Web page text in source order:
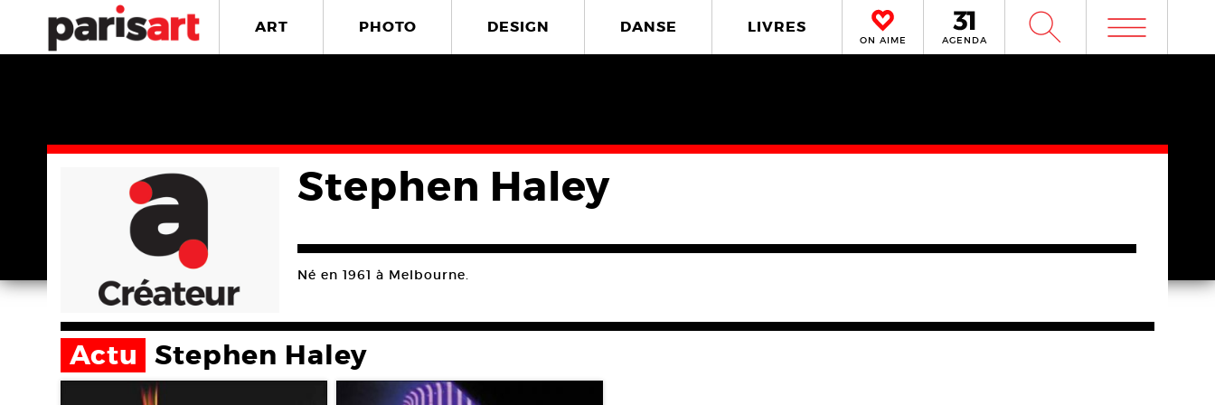
ART PHOTO DESIGN DANSE LIVRES
ON AIME AGENDA W m
Stephen Haley
Né en 1961 à Melbourne.
Actu Stephen Haley